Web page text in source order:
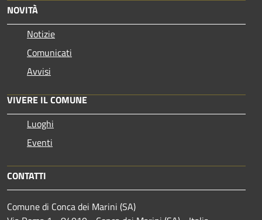
NOVITÀ
Notizie
Comunicati
Avvisi
VIVERE IL COMUNE
Luoghi
Eventi
CONTATTI
Comune di Conca dei Marini (SA)